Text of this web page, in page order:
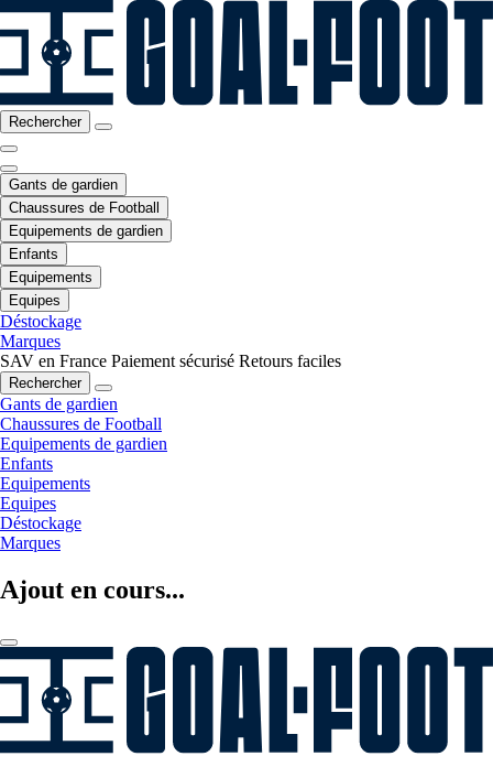
Rechercher
Gants de gardien
Chaussures de Football
Equipements de gardien
Enfants
Equipements
Equipes
Déstockage
Marques
SAV en France Paiement sécurisé Retours faciles
Rechercher
Gants de gardien
Chaussures de Football
Equipements de gardien
Enfants
Equipements
Equipes
Déstockage
Marques
Ajout en cours...